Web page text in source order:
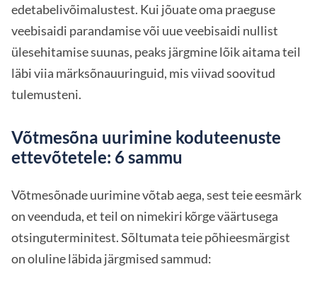
edetabelivõimalustest. Kui jõuate oma praeguse
veebisaidi parandamise või uue veebisaidi nullist
ülesehitamise suunas, peaks järgmine lõik aitama teil
läbi viia märksõnauuringuid, mis viivad soovitud
tulemusteni.
Võtmesõna uurimine koduteenuste
ettevõtetele: 6 sammu
Võtmesõnade uurimine võtab aega, sest teie eesmärk
on veenduda, et teil on nimekiri kõrge väärtusega
otsinguterminitest. Sõltumata teie põhieesmärgist
on oluline läbida järgmised sammud: